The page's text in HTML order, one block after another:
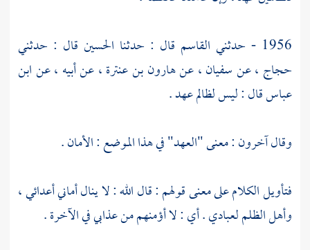
1956 - حدثني
القاسم قال : حدثنا الحسين قال : حدثني
حجاج ، عنسفيان، عنهارون بن عنترة، عن أبيه ، عنابن
عباسقال : ليس لظالم عهد .
وقال آخرون : معنى "العهد" في هذا الموضع : الأمان .
فتأويل الكلام على معنى قولهم : قال الله : لا ينال أماني أعدائي ،
وأهل الظلم لعبادي . أي : لا أؤمنهم من عذابي في الآخرة .